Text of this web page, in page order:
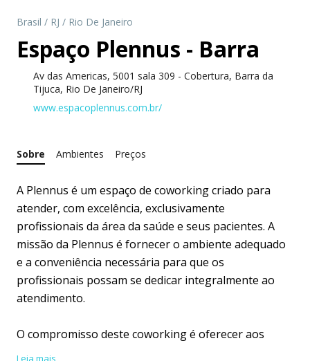
Brasil / RJ / Rio De Janeiro
Espaço Plennus - Barra
Av das Americas, 5001 sala 309 - Cobertura, Barra da
Tijuca, Rio De Janeiro/RJ
www.espacoplennus.com.br/
Sobre Ambientes Preços
A Plennus é um espaço de coworking criado para
atender, com excelência, exclusivamente
profissionais da área da saúde e seus pacientes. A
missão da Plennus é fornecer o ambiente adequado
e a conveniência necessária para que os
profissionais possam se dedicar integralmente ao
atendimento.
O compromisso deste coworking é oferecer aos
profissionais e pacientes um ambiente acolhedor,
Leia mais